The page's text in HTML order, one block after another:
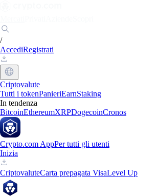
/
AccediRegistrati
Criptovalute
Tutti i tokenPanieriEarnStaking
In tendenza
BitcoinEthereumXRPDogecoinCronos
Crypto.com AppPer tutti gli utenti
Inizia
CriptovaluteCarta prepagata VisaLevel Up